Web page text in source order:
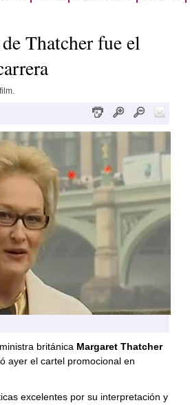
Thatcher fue el
británica Margaret Thatcher
ayer el cartel promocional en
excelentes por su interpretación y